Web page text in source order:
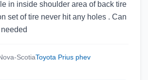
in inside shoulder area of back tire
set of tire never hit any holes . Can
ScotiaToyota Prius phev